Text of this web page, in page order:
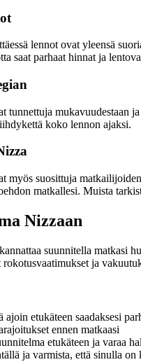
lennot ovat yleensä
saat parhaat hinnat ja
tunnettuja mukavuudestaan
koko lennon ajaksi.
myös suosittuja
matkallesi. Muista
Nizzaan
suunnitella matkasi
ja
ajoin etukäteen saadaksesi
ennen matkaasi
etukäteen ja varaa
ja varmista, että sinulla